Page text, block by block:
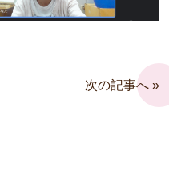
次の記事へ »